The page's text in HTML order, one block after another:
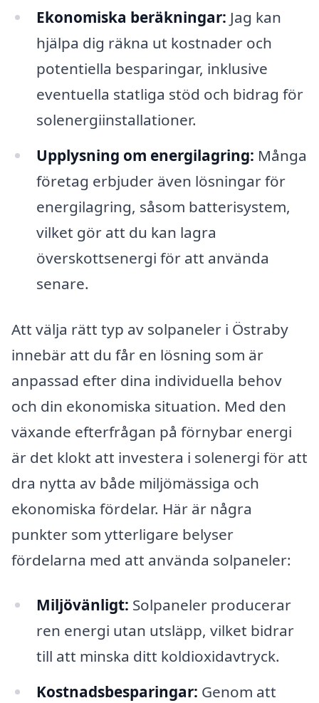
Ekonomiska beräkningar: Jag kan
hjälpa dig räkna ut kostnader och
potentiella besparingar, inklusive
eventuella statliga stöd och bidrag för
solenergiinstallationer.
Upplysning om energilagring: Många
företag erbjuder även lösningar för
energilagring, såsom batterisystem,
vilket gör att du kan lagra
överskottsenergi för att använda
senare.
Att välja rätt typ av solpaneler i Östraby
innebär att du får en lösning som är
anpassad efter dina individuella behov
och din ekonomiska situation. Med den
växande efterfrågan på förnybar energi
är det klokt att investera i solenergi för att
dra nytta av både miljömässiga och
ekonomiska fördelar. Här är några
punkter som ytterligare belyser
fördelarna med att använda solpaneler:
Miljövänligt: Solpaneler producerar
ren energi utan utsläpp, vilket bidrar
till att minska ditt koldioxidavtryck.
Kostnadsbesparingar: Genom att